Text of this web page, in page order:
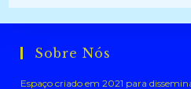
Sobre Nós
Espaço criado em 2021 para